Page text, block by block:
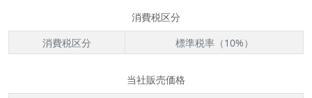
消費税区分
消費税区分
標準税率（10%）
当社販売価格